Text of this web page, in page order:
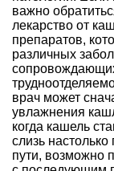
важно
лекарство от
препаратов,
различных
врач может
увлажнения
когда кашель
слизь
пути, возможно